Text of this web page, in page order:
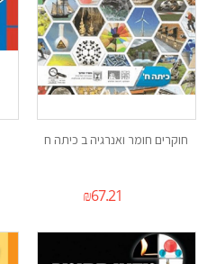
חוקרים חומר ואנרגיה ב כיתה ח
₪67.21